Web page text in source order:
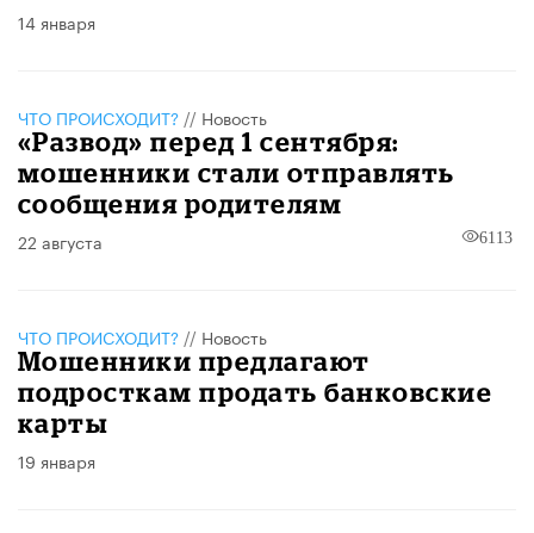
14 января
ЧТО ПРОИСХОДИТ? // Новость
«Развод» перед 1 сентября:
мошенники стали отправлять
сообщения родителям
22 августа 6113
ЧТО ПРОИСХОДИТ? // Новость
Мошенники предлагают
подросткам продать банковские
карты
19 января